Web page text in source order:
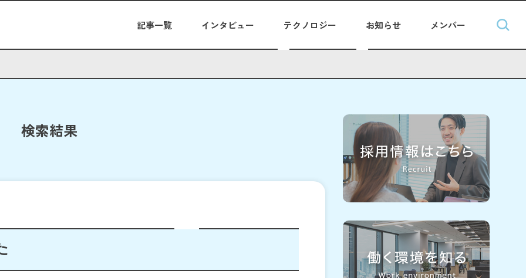
記事一覧 インタビュー テクノロジー お知らせ メンバー
検索結果